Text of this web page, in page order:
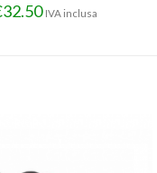
32.50 IVA inclusa